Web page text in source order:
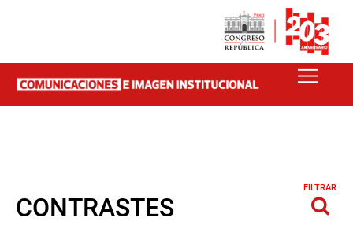
CONTRASTES
FILTRAR